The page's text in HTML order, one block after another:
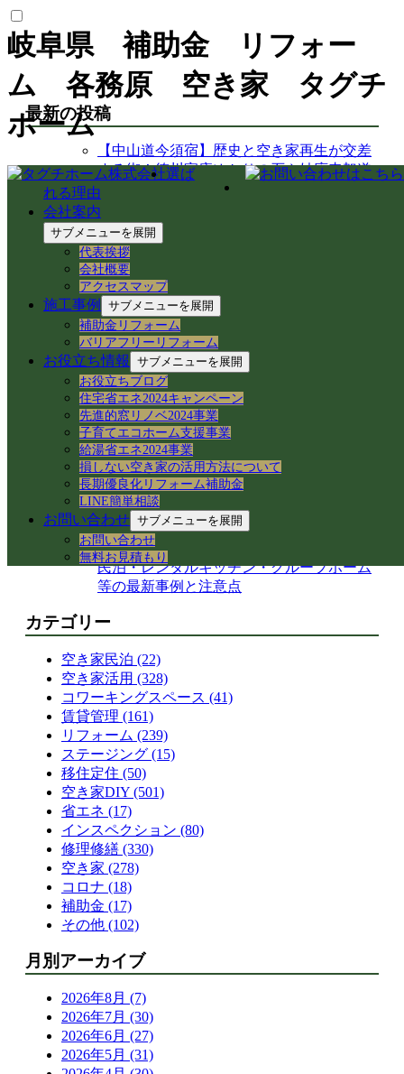
岐阜県 補助金 リフォー
ム 各務原 空き家 タグチ
ホーム
選ば
れる理由
会社案内
サブメニューを展開
代表挨拶
会社概要
アクセスマップ
施工事例
サブメニューを展開
補助金リフォーム
バリアフリーリフォーム
お役立ち情報
サブメニューを展開
お役立ちブログ
住宅省エネ2024キャンペーン
先進的窓リノベ2024事業
子育てエコホーム支援事業
給湯省エネ2024事業
損しない空き家の活用方法について
長期優良化リフォーム補助金
LINE簡単相談
お問い合わせ サブメニューを展開
お問い合わせ
無料お見積もり
最新の投稿
【中山道今須宿】歴史と空き家再生が交差
する街！徳川家康ゆかりの石や妙応寺架道
橋を巡る
【空き家から空き家へ】家具レスキューで
地域おこし協力隊の新生活＆民泊活用を支
援！
岐阜県各務原市での空き家売買｜確定測量
と境界杭設置（境界確定）の重要性
岐阜県各務原市｜賃貸住宅の売却準備！退
去前の室内確認と修繕のご相談
岐阜市のアパートでシャワーホースを交
換！アダプター適合の注意点と水漏れ対策
岐阜県各務原市の空き家・賃貸管理｜入居
者募集とDIY補修のリアル
【岐阜県各務原市】事務所の大掃除＆床ワ
ックス掛けを実施！綺麗な職場環境を保つ
手順とコツ
岐阜県各務原市｜減築リフォームとテラス
屋根下の土間コンクリート工事
【岐阜県】命を守る木造住宅の耐震改修
へ！新県庁での講習会参加レポート
岐阜市で築50年の空き家をどう活用する？
民泊・レンタルキッチン・グループホーム
等の最新事例と注意点
カテゴリー
空き家民泊 (22)
空き家活用 (328)
コワーキングスペース (41)
賃貸管理 (161)
リフォーム (239)
ステージング (15)
移住定住 (50)
空き家DIY (501)
省エネ (17)
インスペクション (80)
修理修繕 (330)
空き家 (278)
コロナ (18)
補助金 (17)
その他 (102)
月別アーカイブ
2026年8月 (7)
2026年7月 (30)
2026年6月 (27)
2026年5月 (31)